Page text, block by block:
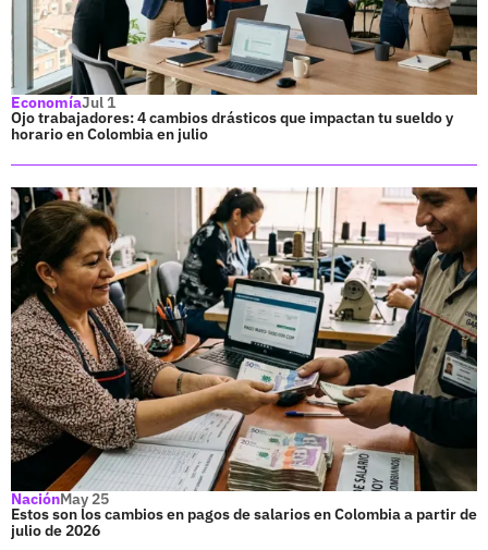
EconomíaJul 1
Ojo trabajadores: 4 cambios drásticos que impactan tu sueldo y
horario en Colombia en julio
NaciónMay 25
Estos son los cambios en pagos de salarios en Colombia a partir de
julio de 2026